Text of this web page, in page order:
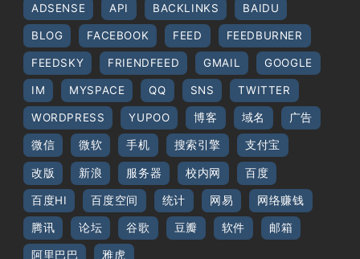
ADSENSE API BACKLINKS BAIDU
BLOG FACEBOOK FEED FEEDBURNER
FEEDSKY FRIENDFEED GMAIL GOOGLE
IM MYSPACE QQ SNS TWITTER
WORDPRESS YUPOO 博客 域名 广告
微信 微软 手机 搜索引擎 支付宝
改版 新浪 服务器 校内网 百度
百度HI 百度空间 统计 网易 网络赚钱
腾讯 论坛 谷歌 豆瓣 软件 邮箱
阿里巴巴 雅虎